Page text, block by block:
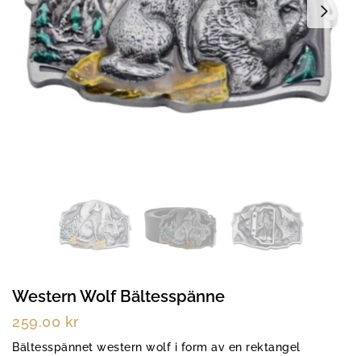
Western Wolf Bältesspänne
259.00 kr
Bältesspännet western wolf i form av en rektangel